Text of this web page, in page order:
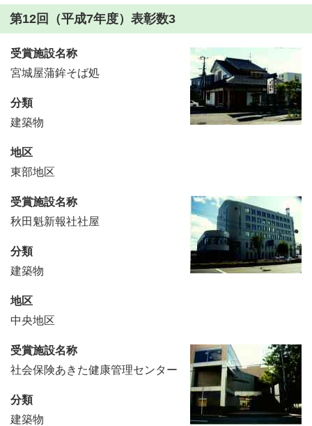
第12回（平成7年度）表彰数3
受賞施設名称
宮城屋蒲鉾そば処
分類
建築物
地区
東部地区
受賞施設名称
秋田魁新報社社屋
分類
建築物
地区
中央地区
受賞施設名称
社会保険あきた健康管理センター
分類
建築物